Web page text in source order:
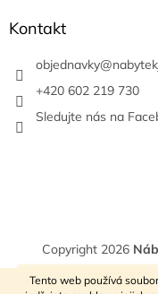
Tento web používá
VÍTEJTE V NAŠEM E-
Kontakt
objednavky@
+420 602 219 730
Sledujte nás na
Copyright 2026